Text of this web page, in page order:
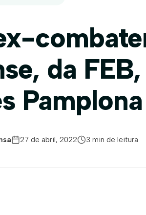
da FEB,
Pamplona
27 de abril, 2022 3 min de leitura